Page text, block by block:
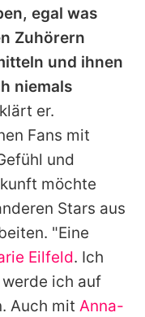
egal was
Zuhörern
und ihnen
niemals
er.
Fans mit
und
möchte
Stars aus
"Eine
Eilfeld. Ich
ich auf
Auch mit Anna-